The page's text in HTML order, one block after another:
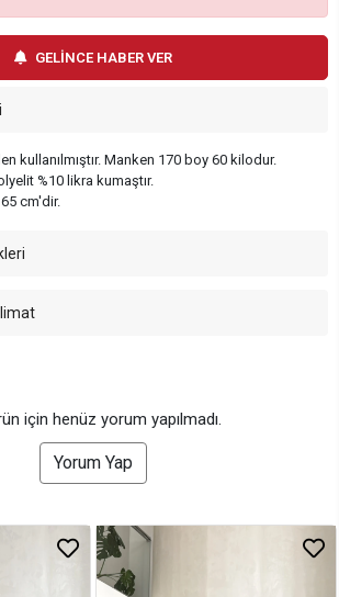
GELİNCE HABER VER
kullanılmıştır. Manken 170 boy 60 kilodur.
%10 likra kumaştır.
cm'dir.
için henüz yorum yapılmadı.
Yorum Yap